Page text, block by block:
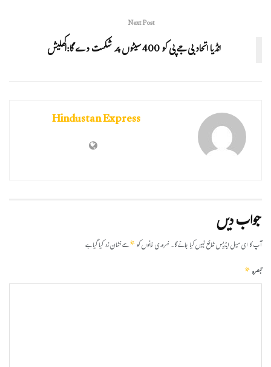
Next Post
انڈیا اتحاد بی جے پی کو 400سیٹوں پر شکست دے گا:اکھلیش
Hindustan Express
جواب دیں
آپ کا ای میل ایڈریس شائع نہیں کیا جائے گا۔ضروری خانوں کو*سے نشان زد کیا گیا ہے
تبصرہ*